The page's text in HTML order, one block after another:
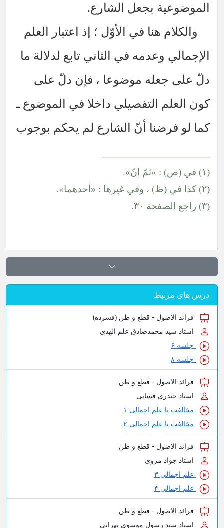
بجعل الشارع.
هنا في الأوّل ؛ إذ اعتبار العلم
وعدمه في الثاني تابع لدلالة ما
موضوعا ، فإن دلّ على
التفصيلي داخلا في الموضوع ـ
أنّ الشارع لم يحكم بوجوب
- قطع و ظن (فشرده)
محمدصادق علم الهدی
- قطع و ظن
فسایی
علم اجمالی ۱
علم اجمالی ۲
- قطع و ظن
مروی
- قطع و ظن
رسول موسوی تهرانی